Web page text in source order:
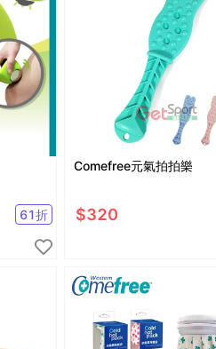
61折
Comefree元氣拍拍樂
$320